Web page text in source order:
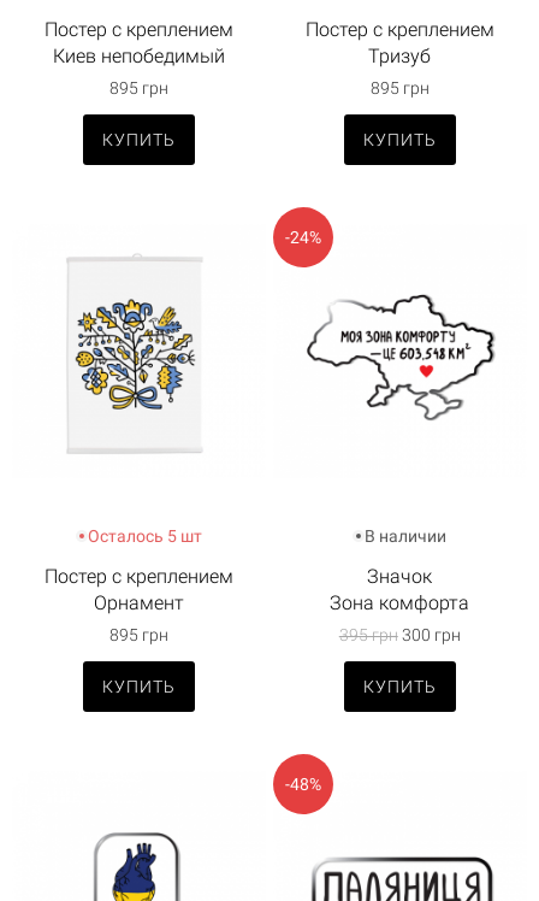
Постер с креплением
Киев непобедимый
895 грн
КУПИТЬ
Постер с креплением
Тризуб
895 грн
КУПИТЬ
Осталось 5 шт
Постер с креплением
Орнамент
895 грн
КУПИТЬ
-24%
В наличии
Значок
Зона комфорта
395 грн300 грн
КУПИТЬ
-48%